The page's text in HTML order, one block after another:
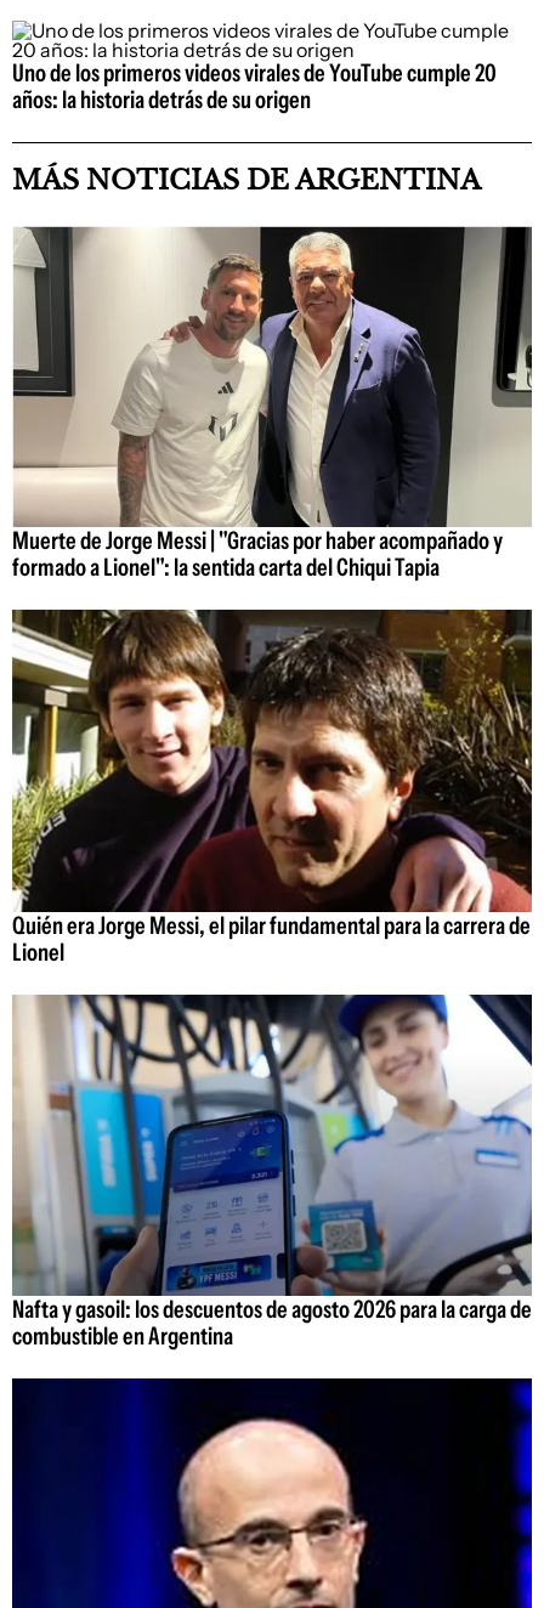
Uno de los primeros videos virales de YouTube cumple 20
años: la historia detrás de su origen
MÁS NOTICIAS DE ARGENTINA
Muerte de Jorge Messi | "Gracias por haber acompañado y
formado a Lionel": la sentida carta del Chiqui Tapia
Quién era Jorge Messi, el pilar fundamental para la carrera de
Lionel
Nafta y gasoil: los descuentos de agosto 2026 para la carga de
combustible en Argentina